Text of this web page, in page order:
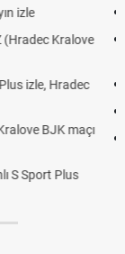
tv100 linki
izle, Hradec Kralove
Yapılır?